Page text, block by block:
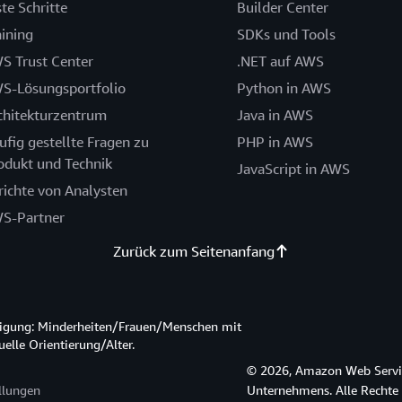
Schritte
Trust Center
Lösungsportfolio
gestellte Fragen zu
und Technik
von Analysten
Partner
Builder Center
SDKs und Tools
.NET auf AWS
Python in AWS
Java in AWS
PHP in AWS
JavaScript in AWS
Zurück zum Seitenanfang
Minderheiten/Frauen/Menschen mit
Orientierung/Alter.
© 2026, Amazon Web
Unternehmens. Alle